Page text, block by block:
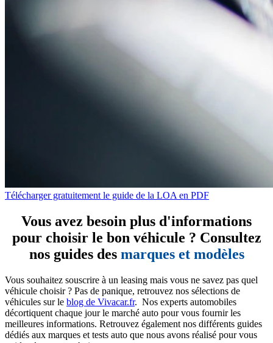
Télécharger gratuitement le guide de la LOA en PDF
Vous avez besoin plus d'informations
pour choisir le bon véhicule ? Consultez
nos guides des marques et modèles
Vous souhaitez souscrire à un leasing mais vous ne savez pas quel
véhicule choisir ? Pas de panique, retrouvez nos sélections de
véhicules sur le blog de Vivacar.fr. Nos experts automobiles
décortiquent chaque jour le marché auto pour vous fournir les
meilleures informations. Retrouvez également nos différents guides
dédiés aux marques et tests auto que nous avons réalisé pour vous